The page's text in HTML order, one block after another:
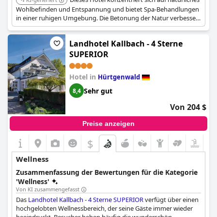
Wohlbefinden und Entspannung und bietet Spa-Behandlungen
in einer ruhigen Umgebung. Die Betonung der Natur verbessert
das gesamte Spa-Erlebnis.
Landhotel Kallbach - 4 Sterne
SUPERIOR
Hotel in Hürtgenwald
8,4 Sehr gut
Von 204 $
Preise anzeigen
$
Wellness
Zusammenfassung der Bewertungen für die Kategorie
'Wellness'
Von KI zusammengefasst
Das Landhotel Kallbach - 4 Sterne SUPERIORverfügt über einen
hochgelobten Wellnessbereich, der seine Gäste immer wieder